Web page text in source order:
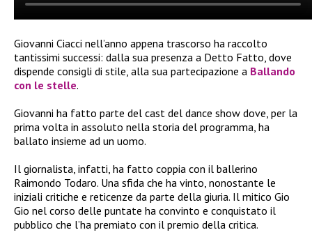
Giovanni Ciacci nell’anno appena trascorso ha raccolto
tantissimi successi: dalla sua presenza a Detto Fatto, dove
dispende consigli di stile, alla sua partecipazione a Ballando
con le stelle.
Giovanni ha fatto parte del cast del dance show dove, per la
prima volta in assoluto nella storia del programma, ha
ballato insieme ad un uomo.
Il giornalista, infatti, ha fatto coppia con il ballerino
Raimondo Todaro. Una sfida che ha vinto, nonostante le
iniziali critiche e reticenze da parte della giuria. Il mitico Gio
Gio nel corso delle puntate ha convinto e conquistato il
pubblico che l’ha premiato con il premio della critica.